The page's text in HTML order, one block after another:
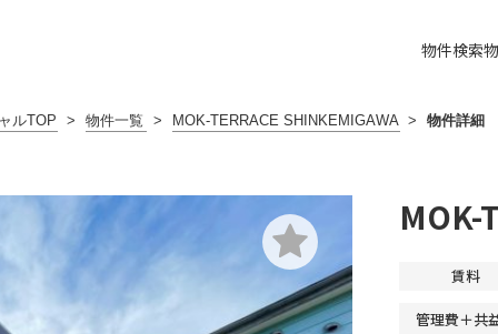
物件検索
ルTOP > 物件一覧 > MOK-TERRACE SHINKEMIGAWA > 物件詳細
MOK-
賃料
管理費＋共